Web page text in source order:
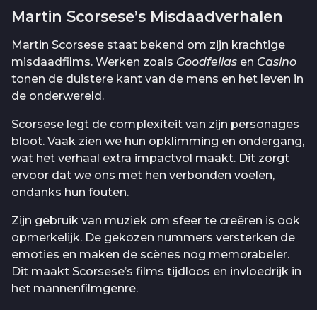
Martin Scorsese’s Misdaadverhalen
Martin Scorsese staat bekend om zijn krachtige
misdaadfilms. Werken zoals Goodfellas en Casino
tonen de duistere kant van de mens en het leven in
de onderwereld.
Scorsese legt de complexiteit van zijn personages
bloot. Vaak zien we hun opklimming en ondergang,
wat het verhaal extra impactvol maakt. Dit zorgt
ervoor dat we ons met hen verbonden voelen,
ondanks hun fouten.
Zijn gebruik van muziek om sfeer te creëren is ook
opmerkelijk. De gekozen nummers versterken de
emoties en maken de scènes nog memorabeler.
Dit maakt Scorsese’s films tijdloos en invloedrijk in
het mannenfilmgenre.